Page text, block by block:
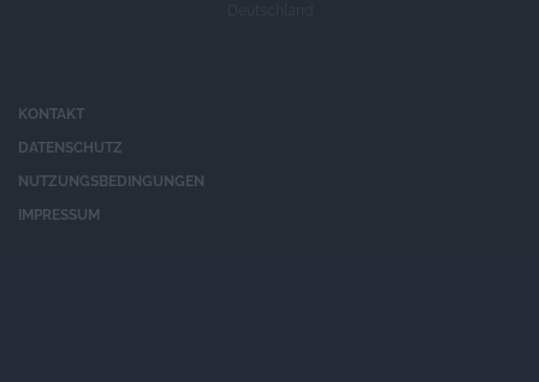
KONTAKT
DATENSCHUTZ
NUTZUNGSBEDINGUNGEN
IMPRESSUM